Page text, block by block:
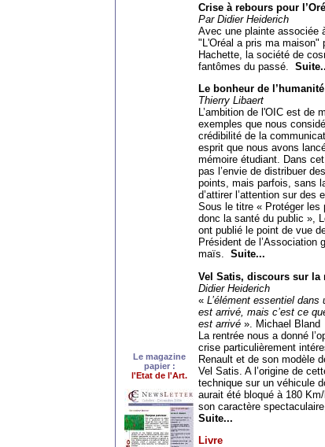
Le magazine
papier :
l'Etat de l'Art.
Crise à rebours pour
Par Didier Heiderich
Avec une plainte associée
"L'Oréal a pris ma maison"
Hachette, la société de
fantômes du passé.
Le bonheur de
Thierry Libaert
L’ambition de l'OIC est de
exemples que nous
crédibilité de la
esprit que nous avons
mémoire étudiant. Dans
pas l’envie de distribuer
points, mais parfois, sans
d’attirer l’attention sur des
Sous le titre « Protéger
donc la santé du public »,
ont publié le point de vue
Président de l’Association
maïs. Suite...
Vel Satis, discours sur la
Didier Heiderich
« L’élément essentiel dans
est arrivé, mais c’est ce
est arrivé ». Michael Bland
La rentrée nous a donné
crise particulièrement
Renault et de son modèle
Vel Satis. A l’origine de
technique sur un véhicule
aurait été bloqué à 180
son caractère
Suite...
Livre